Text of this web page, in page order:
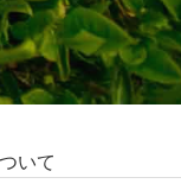
いて